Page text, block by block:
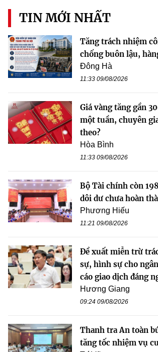
TIN MỚI NHẤT
Tăng trách nhiệm
chống buôn lậu,
Đông Hà
11:33 09/08/2026
Giá vàng tăng gần
một tuần, chuyên
theo?
Hòa Bình
11:33 09/08/2026
Bộ Tài chính còn
dôi dư chưa hoàn
Phương Hiếu
11:21 09/08/2026
Đề xuất miễn trừ
sự, hình sự cho
cáo giao dịch đáng
Hương Giang
09:24 09/08/2026
Thanh tra An toàn
tăng tốc nhiệm vụ